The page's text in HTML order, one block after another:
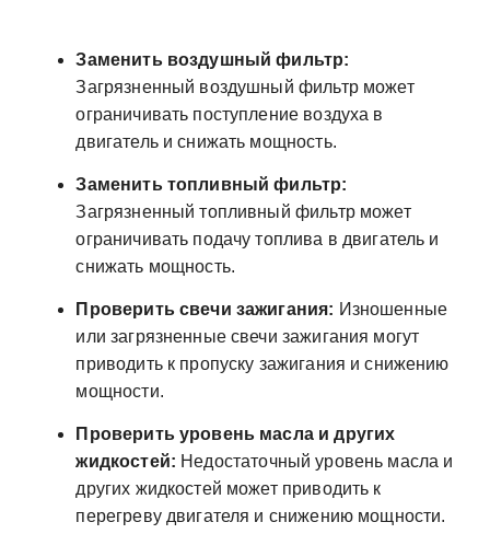
Заменить воздушный фильтр:
Загрязненный воздушный фильтр может
ограничивать поступление воздуха в
двигатель и снижать мощность.
Заменить топливный фильтр:
Загрязненный топливный фильтр может
ограничивать подачу топлива в двигатель и
снижать мощность.
Проверить свечи зажигания: Изношенные
или загрязненные свечи зажигания могут
приводить к пропуску зажигания и снижению
мощности.
Проверить уровень масла и других
жидкостей: Недостаточный уровень масла и
других жидкостей может приводить к
перегреву двигателя и снижению мощности.